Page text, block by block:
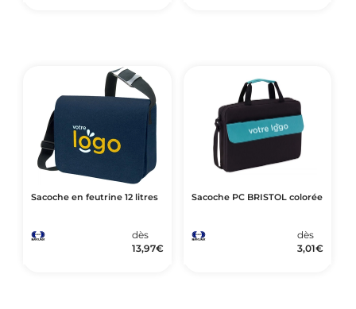
Sacoche en feutrine 12 litres
dès
13,97€
Sacoche PC BRISTOL colorée
dès
3,01€